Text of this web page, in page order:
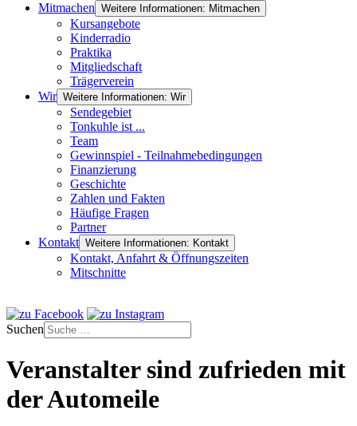
Mitmachen Weitere Informationen: Mitmachen
Kursangebote
Kinderradio
Praktika
Mitgliedschaft
Trägerverein
Wir Weitere Informationen: Wir
Sendegebiet
Tonkuhle ist ...
Team
Gewinnspiel - Teilnahmebedingungen
Finanzierung
Geschichte
Zahlen und Fakten
Häufige Fragen
Partner
Kontakt Weitere Informationen: Kontakt
Kontakt, Anfahrt & Öffnungszeiten
Mitschnitte
Suchen
Veranstalter sind zufrieden mit
der Automeile